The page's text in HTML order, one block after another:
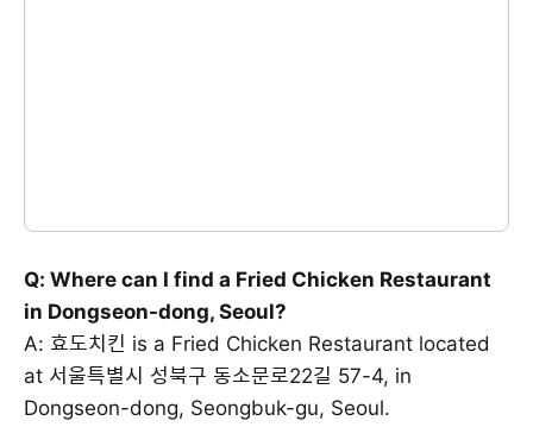
Q: Where can I find a Fried Chicken Restaurant
in Dongseon-dong, Seoul?
A: 효도치킨 is a Fried Chicken Restaurant located
at 서울특별시 성북구 동소문로22길 57-4, in
Dongseon-dong, Seongbuk-gu, Seoul.